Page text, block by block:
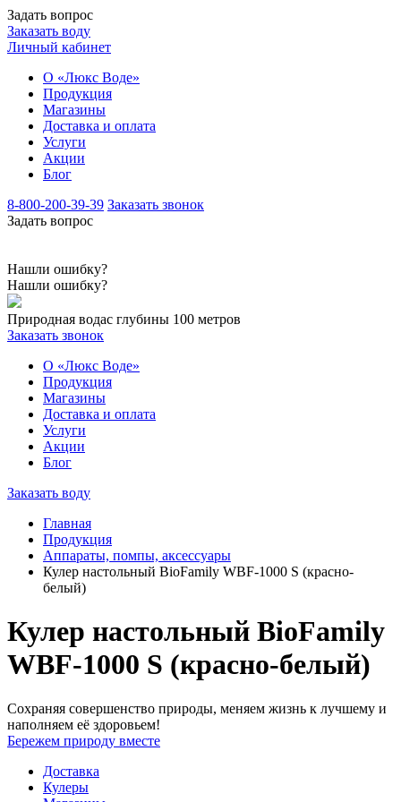
Задать вопрос
Заказать воду
Личный кабинет
О «Люкс Воде»
Продукция
Магазины
Доставка и оплата
Услуги
Акции
Блог
8-800-200-39-39 Заказать звонок
Задать вопрос
Нашли ошибку?
Нашли ошибку?
Природная водас глубины 100 метров
Заказать звонок
О «Люкс Воде»
Продукция
Магазины
Доставка и оплата
Услуги
Акции
Блог
Заказать воду
Главная
Продукция
Аппараты, помпы, аксессуары
Кулер настольный BioFamily WBF-1000 S (красно-
белый)
Кулер настольный BioFamily
WBF-1000 S (красно-белый)
Сохраняя совершенство природы, меняем жизнь к лучшему и
наполняем её здоровьем!
Бережем природу вместе
Доставка
Кулеры